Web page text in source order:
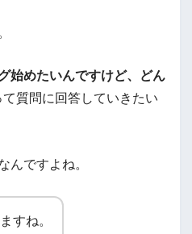
始めたいんですけど、どん
て質問に回答していきたい
んですよね。
すね。